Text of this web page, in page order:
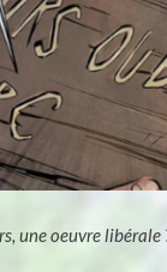
une oeuvre libérale